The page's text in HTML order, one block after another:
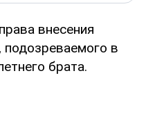
внесения
подозреваемого в
брата.